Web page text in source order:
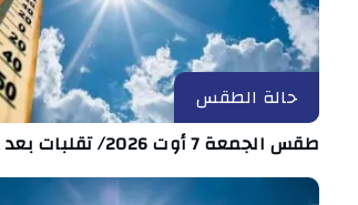
حالة الطقس
طقس الجمعة 7 أوت 2026/ تقلبات بعد الظهيرة